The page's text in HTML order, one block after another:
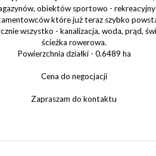
obiektów sportowo -
które już teraz szybko
wszystko - kanalizacja, woda, prąd,
ścieżka rowerowa.
Powierzchnia działki - 0.6489 ha
Cena do negocjacji
Zapraszam do kontaktu